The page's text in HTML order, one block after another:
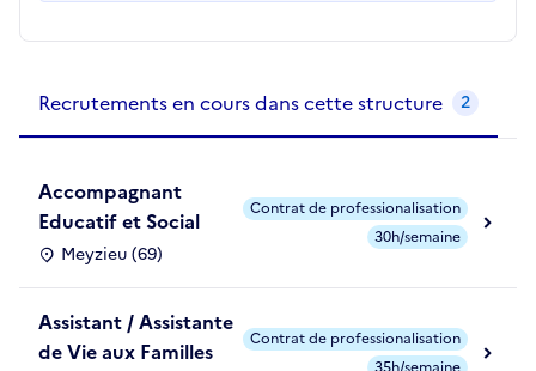
Recrutements en cours dans cette structure 2
Accompagnant
Educatif et Social
Meyzieu (69)
Contrat de professionalisation
30h/semaine
Assistant / Assistante
de Vie aux Familles
Contrat de professionalisation